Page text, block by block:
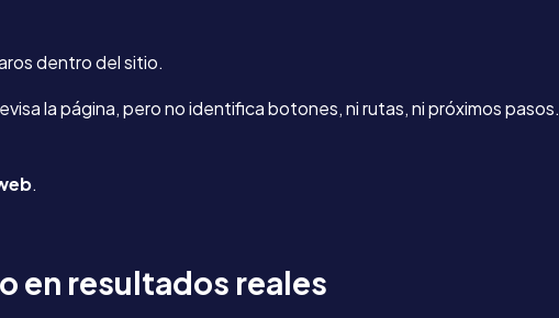
dentro del sitio.
la página, pero no identifica botones, ni rutas, ni próximos pasos.
.
en resultados reales